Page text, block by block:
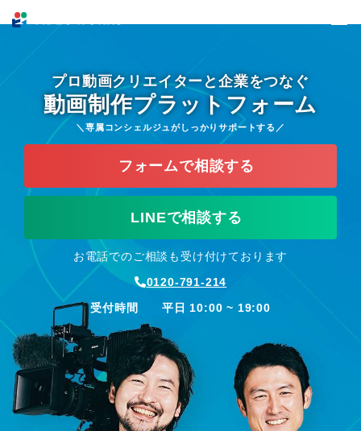
プロ動画クリエイターと企業をつなぐ
動画制作プラットフォーム
専属コンシェルジュがしっかりサポートする
フォームで相談する
LINEで相談する
お電話でのご相談も受け付けております
0120-791-214
受付時間 平日 10:00 ~ 19:00